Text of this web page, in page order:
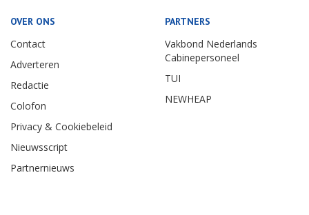
OVER ONS
Contact
Adverteren
Redactie
Colofon
Privacy & Cookiebeleid
Nieuwsscript
Partnernieuws
PARTNERS
Vakbond Nederlands
Cabinepersoneel
TUI
NEWHEAP